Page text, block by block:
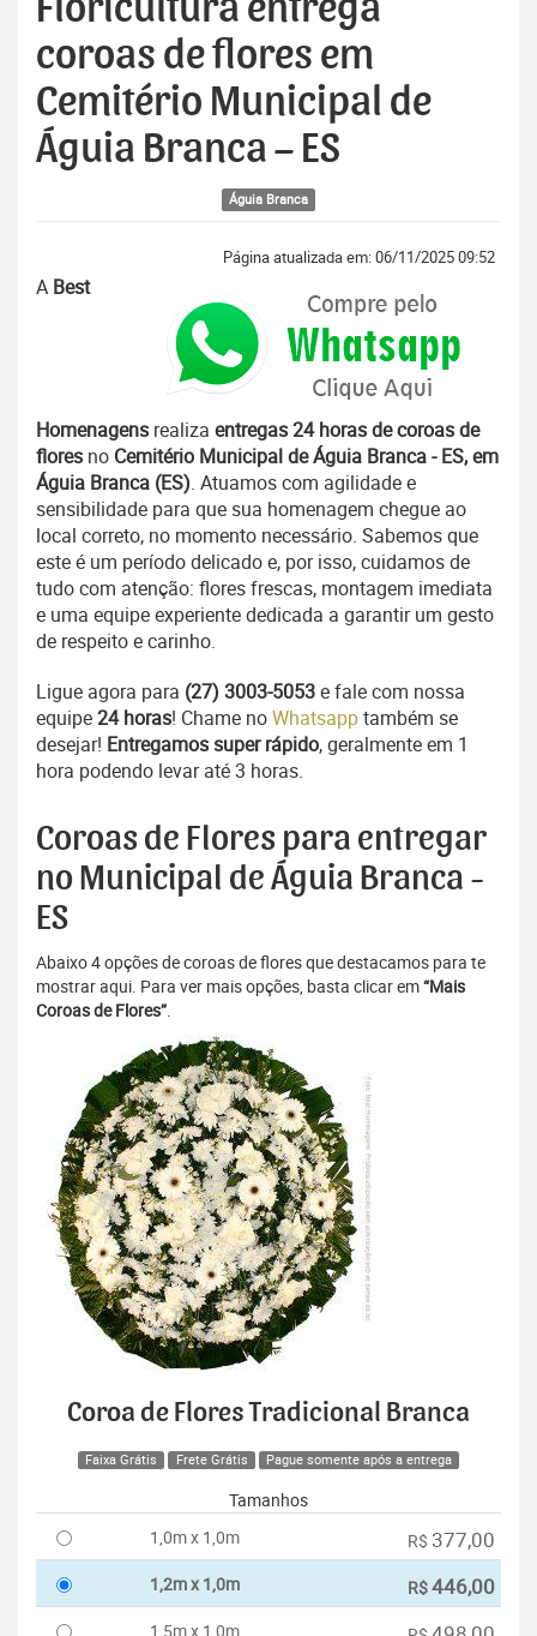
Floricultura entrega
coroas de flores em
Cemitério Municipal de
Águia Branca – ES
Águia Branca
Página atualizada em: 06/11/2025 09:52
A Best
Homenagens realiza entregas 24 horas de coroas de
flores no Cemitério Municipal de Águia Branca - ES, em
Águia Branca (ES). Atuamos com agilidade e
sensibilidade para que sua homenagem chegue ao
local correto, no momento necessário. Sabemos que
este é um período delicado e, por isso, cuidamos de
tudo com atenção: flores frescas, montagem imediata
e uma equipe experiente dedicada a garantir um gesto
de respeito e carinho.
Ligue agora para (27) 3003-5053e fale com nossa
equipe24 horas! Chame noWhatsapptambém se
desejar! Entregamos super rápido, geralmente em 1
hora podendo levar até 3 horas.
Coroas de Flores para entregar
no Municipal de Águia Branca -
ES
Abaixo 4 opções de coroas de flores que destacamos para te
mostrar aqui. Para ver mais opções, basta clicar em“Mais
Coroas de Flores”.
Coroa de Flores Tradicional Branca
Faixa Grátis Frete Grátis Pague somente após a entrega
Tamanhos
1,0m x 1,0m
R$ 377,00
1,2m x 1,0m R$446,00
1,5m x 1,0m